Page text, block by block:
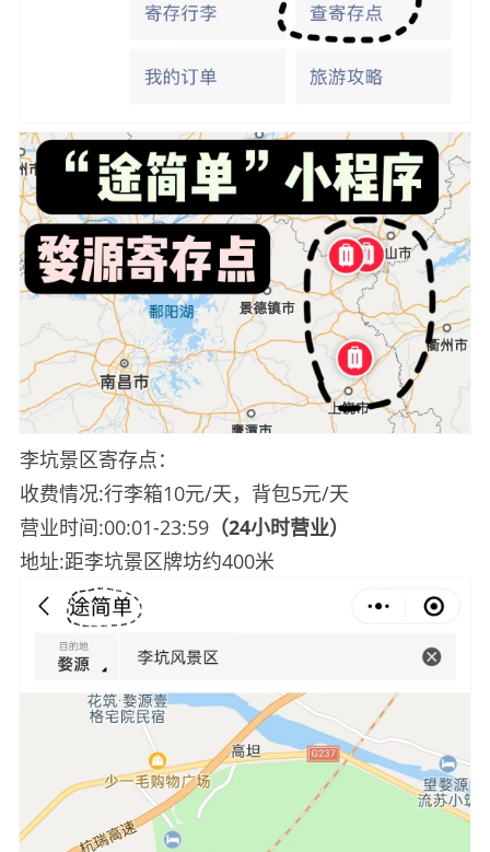
李坑景区寄存点：
收费情况:行李箱10元/天，背包5元/天
营业时间:00:01-23:59（24小时营业）
地址:距李坑景区牌坊约400米